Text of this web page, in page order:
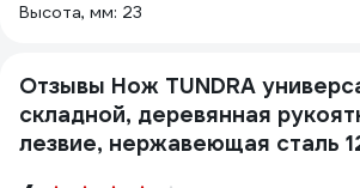
Высота, мм: 23
Отзывы Нож TUNDRA
складной, деревянная
лезвие, нержавеющая сталь